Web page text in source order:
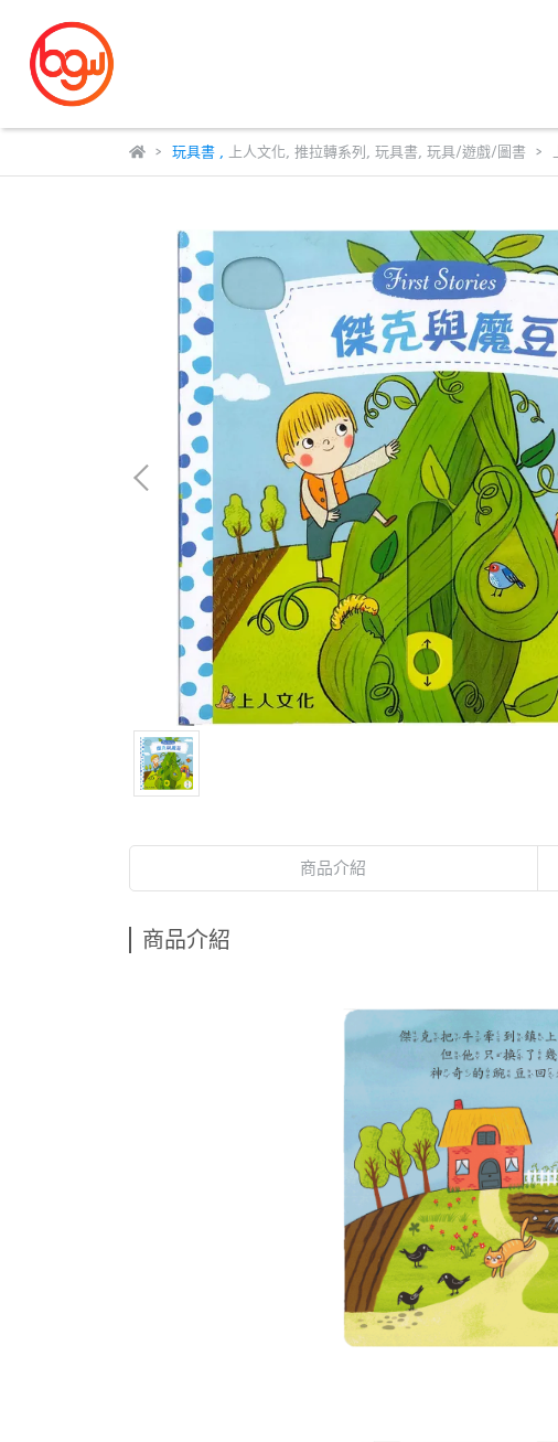
玩具書, 上人文化, 推拉轉系列 , 玩具書, 玩具/遊戲/圖書
商品介紹
商品介紹